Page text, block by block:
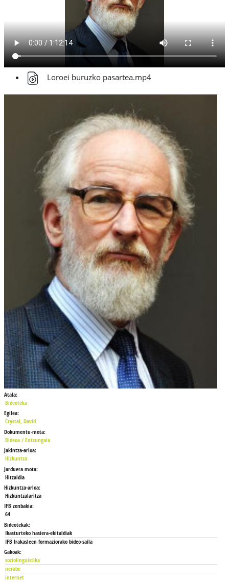
Atala:
Bideoteka
Egilea:
Crystal, David
Dokumentu-mota:
Bideoa / Entzungaia
Jakintza-arloa:
Hizkuntza
Jarduera mota:
Hitzaldia
Hizkuntza-arloa:
Hizkuntzalaritza
IFB zenbakia:
64
Bideotekak:
Ikasturteko hasiera-ekitaldiak
IFB Irakasleen formaziorako bideo-saila
Gakoak:
soziolinguistika
nerabe
internet
Loroei buruzko pasartea.mp4